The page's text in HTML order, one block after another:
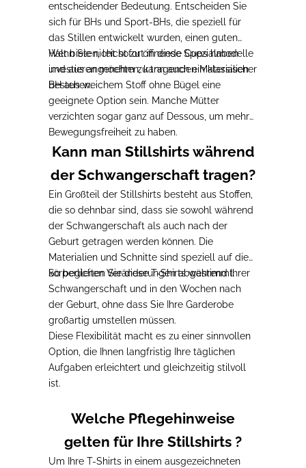
entscheidender Bedeutung. Entscheiden Sie
sich für BHs und Sport-BHs, die speziell für
das Stillen entwickelt wurden, einen guten
Halt bieten, leicht zu öffnende Cups haben
und aus angenehm zu tragenden Materialien
bestehen.
Wenn Sie nicht sofort in diese Spezialmodelle
investieren möchten, kann auch ein klassischer
BH aus weichem Stoff ohne Bügel eine
geeignete Option sein. Manche Mütter
verzichten sogar ganz auf Dessous, um mehr
Bewegungsfreiheit zu haben.
Kann man Stillshirts während
der Schwangerschaft tragen?
Ein Großteil der Stillshirts besteht aus Stoffen,
die so dehnbar sind, dass sie sowohl während
der Schwangerschaft als auch nach der
Geburt getragen werden können. Die
Materialien und Schnitte sind speziell auf die
körperlichen Veränderungen abgestimmt.
So begleiten Sie diese T-Shirts während Ihrer
Schwangerschaft und in den Wochen nach
der Geburt, ohne dass Sie Ihre Garderobe
großartig umstellen müssen.
Diese Flexibilität macht es zu einer sinnvollen
Option, die Ihnen langfristig Ihre täglichen
Aufgaben erleichtert und gleichzeitig stilvoll
ist.
Welche Pflegehinweise
gelten für Ihre Stillshirts ?
Um Ihre T-Shirts in einem ausgezeichneten